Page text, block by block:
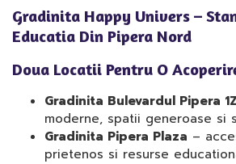
Gradinita Happy Univers –
Educatia Din Pipera Nord
Doua Locatii Pentru O
Gradinita Bulevardul Pipera 1Z
moderne, spatii generoase si
Gradinita Pipera Plaza –
prietenos si resurse